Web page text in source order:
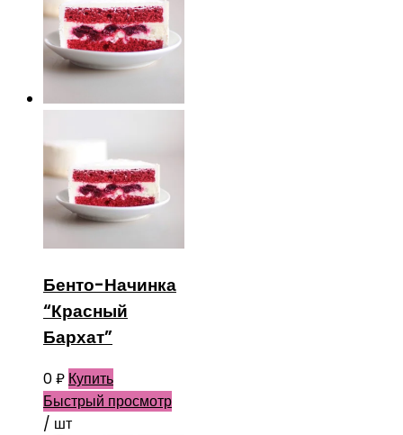
Бенто-Начинка
“Красный
Бархат”
0₽ Купить
Быстрый просмотр
/ шт